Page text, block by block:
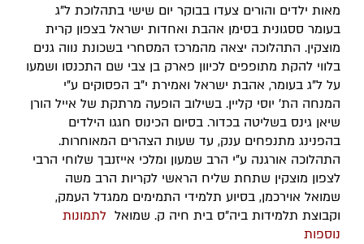
מאות ילדים והורים צעדו בבוקר יום שישי בתהלוכת ל"ג
בעומר ססגונית בסימן אהבת ואחדות ישראל בצפון קרית
מוצקין. התהלוכה יצאה מהמרכז המסחרי בשכונת נווה גנים
בלווי להקת מתופפים לכיוון פארק בן צבי שם התכנסו ושמעו
על ל"ג בעומר, אהבת ישראל ואמירת י"ב הפסוקים ע"י
המנחה הת' יוסי קליין. בשילוב הופעה מרתקת של אייל הורן
שיאן גינס בשליטה בכדור. בסיום הכינוס חגגו הילדים
בהפנינג מתנפחים ענק, עד שעות הצהרים המאוחרות.
התהלוכה אורגנה ע"י הרב שמעון ומלכי אייזנבך שלוחי הרבי
לצפון מוצקין שתחת שליח הראשי לקריות הרב משה
שמואל אוירכמן, בסיוע תלמידי התמימים ממגדל העמק,
וקבוצת תלמידות ביה"ס בית חיה ק. שמואל לתמונות
נוספות